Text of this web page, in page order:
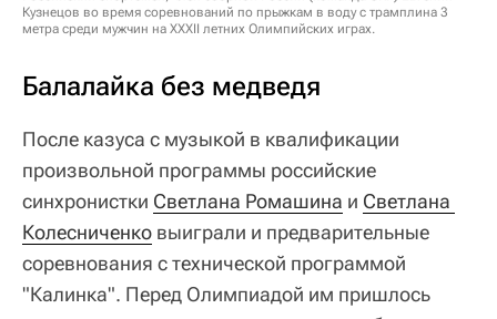
соревнования с технической программой
"Калинка". Перед Олимпиадой им пришлось
изменить эскизы купальников, с них убрали
изображение медведя - по решению
Международного олимпийского комитета,
который следовал санкциям, вынесенным
Спортивным арбитражным судом относительно
российского спорта. В медведе разглядели
российский символ, а вот в балалайке - нет.